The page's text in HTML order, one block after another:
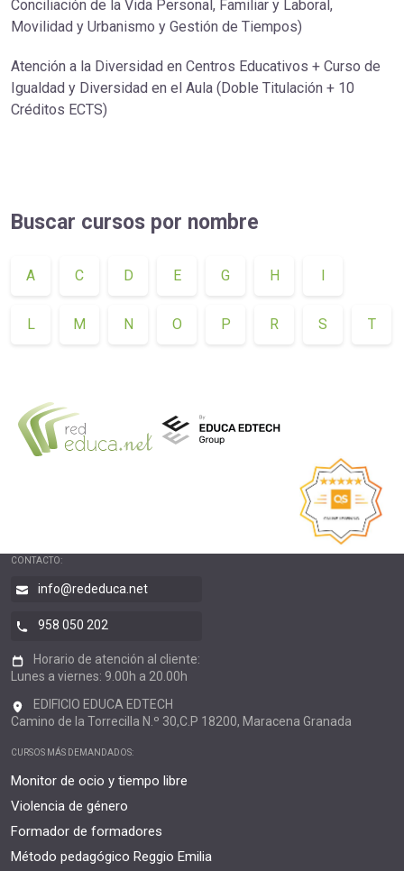
Conciliación de la Vida Personal, Familiar y Laboral,
Movilidad y Urbanismo y Gestión de Tiempos)
Atención a la Diversidad en Centros Educativos + Curso de
Igualdad y Diversidad en el Aula (Doble Titulación + 10
Créditos ECTS)
Buscar cursos por nombre
A C D E G H
L M N O P R S T
CONTACTO:
info@rededuca.net
958 050 202
Horario de atención al cliente:
Lunes a viernes: 9.00h a 20.00h
EDIFICIO EDUCA EDTECH
Camino de la Torrecilla N.º 30,C.P 18200, Maracena Granada
CURSOS MÁS DEMANDADOS:
Monitor de ocio y tiempo libre
Violencia de género
Formador de formadores
Método pedagógico Reggio Emilia